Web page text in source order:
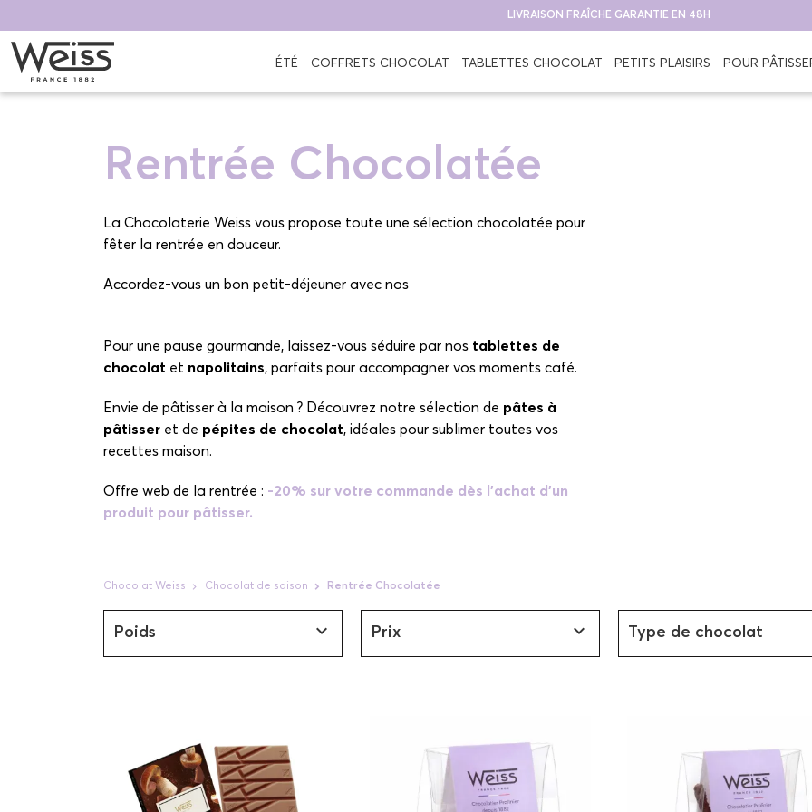
LIVRAISON FRAÎCHE GARANTIE EN 48H
ÉTÉ COFFRETS CHOCOLAT TABLETTES CHOCOLAT PETITS PLAISIRS POUR
Rentrée Chocolatée
La Chocolaterie Weiss vous propose toute une sélection chocolatée pour
fêter la rentrée en douceur.
Accordez-vous un bon petit-déjeuner avec nos
Pour une pause gourmande, laissez-vous séduire par nos tablettes de
chocolat et napolitains, parfaits pour accompagner vos moments café.
Envie de pâtisser à la maison ? Découvrez notre sélection de pâtes à
pâtisser et de pépites de chocolat, idéales pour sublimer toutes vos
recettes maison.
Offre web de la rentrée : -20% sur votre commande dès l'achat d'un
produit pour pâtisser.
Chocolat Weiss Chocolat de saison Rentrée Chocolatée
Poids  Prix  Type de chocolat